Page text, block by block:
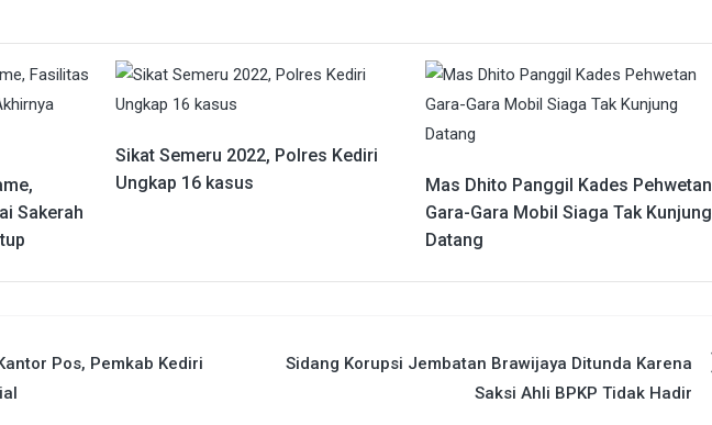
Sakerah
Sikat Semeru 2022, Polres Kediri
Ungkap 16 kasus
Mas Dhito Panggil Kades Pehwetan
Gara-Gara Mobil Siaga Tak Kunjung
Datang
Pos, Pemkab Kediri
Sidang Korupsi Jembatan Brawijaya Ditunda Karena
Saksi Ahli BPKP Tidak Hadir